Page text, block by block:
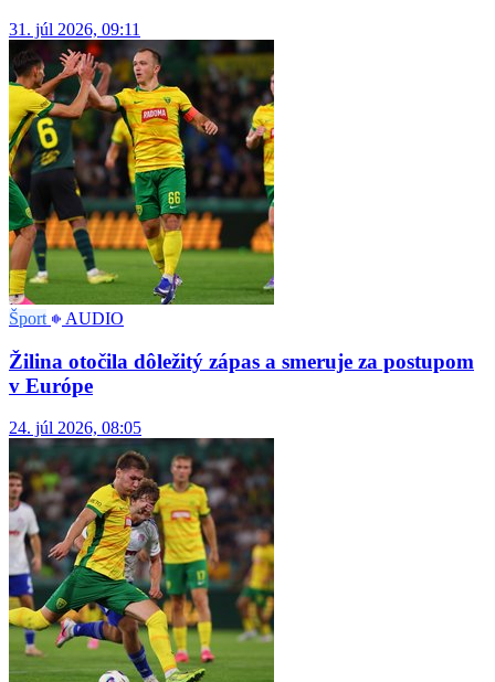
31. júl 2026, 09:11
Šport AUDIO
Žilina otočila dôležitý zápas a smeruje za postupom
v Európe
24. júl 2026, 08:05